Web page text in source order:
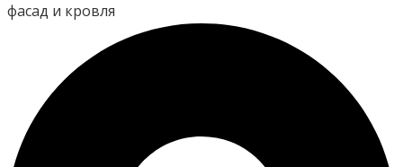
фасад и кровля